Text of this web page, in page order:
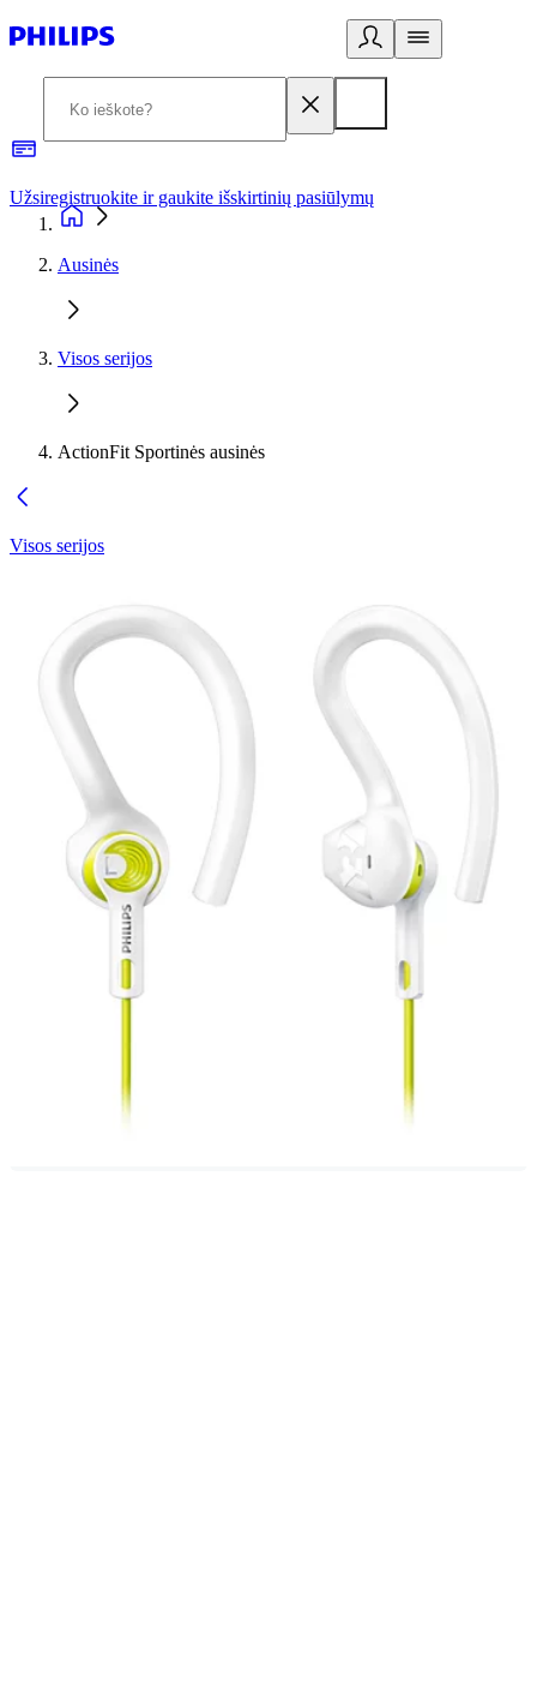
Užsiregistruokite ir gaukite išskirtinių pasiūlymų
Ausinės
Visos serijos
ActionFit Sportinės ausinės
Visos serijos